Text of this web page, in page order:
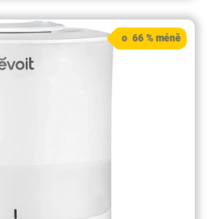
o 66 % méně